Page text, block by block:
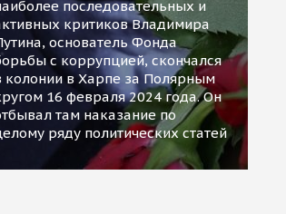
последовательных и
критиков Владимира
основатель Фонда
с коррупцией, скончался
колонии в Харпе за Полярным
16 февраля 2024 года. Он
там наказание по
ряду политических статей